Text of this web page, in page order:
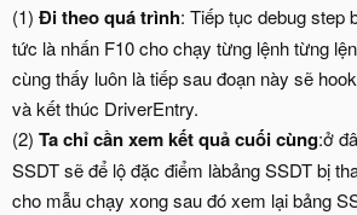
(1) Đi theo quá trình: Tiếp tục debug step
tức là nhấn F10 cho chạy từng lệnh từng
cùng thấy luôn là tiếp sau đoạn này sẽ
và kết thúc DriverEntry.
(2) Ta chỉ cần xem kết quả cuối cùng:ở
SSDT sẽ để lộ đặc điểm làbảng SSDT bị
cho mẫu chạy xong sau đó xem lại bảng